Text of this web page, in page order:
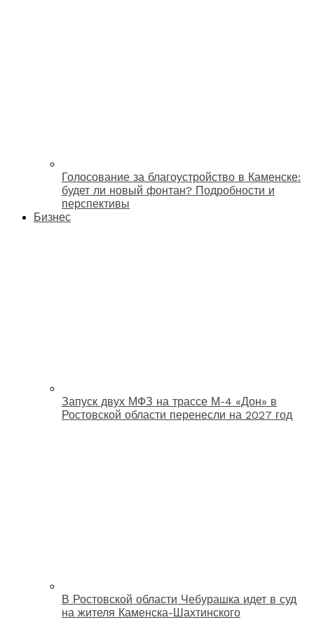
Голосование за благоустройство в Каменске:
будет ли новый фонтан? Подробности и
перспективы
Бизнес
Запуск двух МФЗ на трассе М-4 «Дон» в
Ростовской области перенесли на 2027 год
В Ростовской области Чебурашка идет в суд
на жителя Каменска-Шахтинского